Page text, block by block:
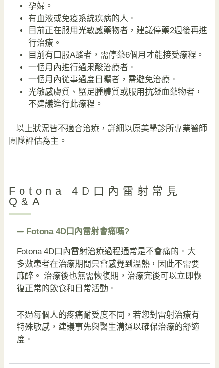
孕婦。
有血液或免疫系統疾病的人。
目前正在服用光敏感藥物者，建議停藥2週後再進
行治療。
目前有口服A酸者，需停藥6個月才能接受療程。
一個月內進行過果酸治療者。
一個月內從事過度日曬者，需避免治療。
光敏感膚質、蟹足腫體質或服用抗凝血藥物者，
不建議進行此療程。
以上狀況皆不適合治療，詳細以原美學診所專業醫師
團隊評估為主。
Fotona 4D口內雷射常見
Q&A
Fotona 4D口內雷射會痛嗎?
Fotona 4D口內雷射治療過程通常是不會痛的。大
多數患者在治療期間只會感覺到溫熱，因此不需要
麻醉。 治療後也無需恢復期，治療完後可以立即恢
復正常的飲食和日常活動。
不過每個人的疼痛耐受度不同，若您對雷射治療有
特殊敏感，建議事先與醫生溝通以確保治療的舒適
度。